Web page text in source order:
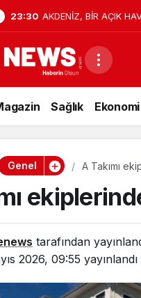
9:41 15 Temmuz’da
Firarisi B.K.
Sağlık Ekonomi
Genel A Takımı
tarafından
2026, 09:55 yayınlandı